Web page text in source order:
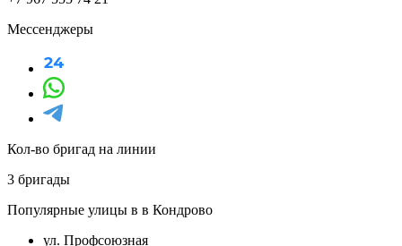
Мессенджеры
Кол-во бригад на линии
3 бригады
Популярные улицы в в Кондрово
ул. Профсоюзная